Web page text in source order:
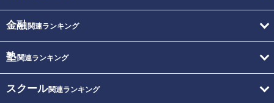
金融関連ランキング
塾関連ランキング
スクール関連ランキング